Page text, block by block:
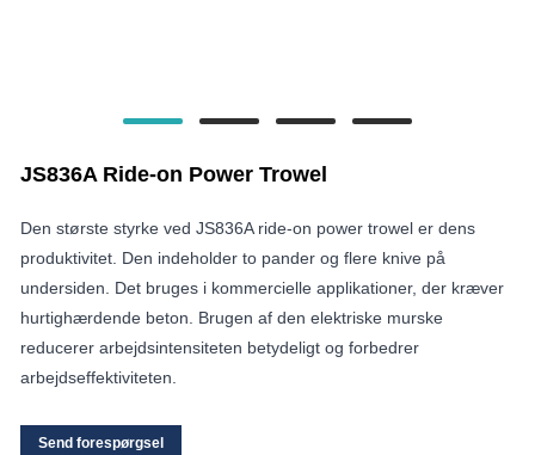
JS836A Ride-on Power Trowel
Den største styrke ved JS836A ride-on power trowel er dens
produktivitet. Den indeholder to pander og flere knive på
undersiden. Det bruges i kommercielle applikationer, der kræver
hurtighærdende beton. Brugen af ​​den elektriske murske
reducerer arbejdsintensiteten betydeligt og forbedrer
arbejdseffektiviteten.
Send forespørgsel